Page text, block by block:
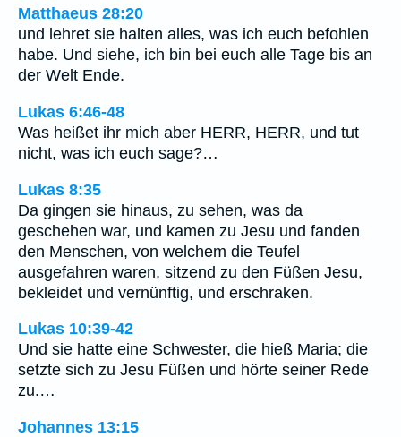
Matthaeus 28:20
und lehret sie halten alles, was ich euch befohlen
habe. Und siehe, ich bin bei euch alle Tage bis an
der Welt Ende.
Lukas 6:46-48
Was heißet ihr mich aber HERR, HERR, und tut
nicht, was ich euch sage?…
Lukas 8:35
Da gingen sie hinaus, zu sehen, was da
geschehen war, und kamen zu Jesu und fanden
den Menschen, von welchem die Teufel
ausgefahren waren, sitzend zu den Füßen Jesu,
bekleidet und vernünftig, und erschraken.
Lukas 10:39-42
Und sie hatte eine Schwester, die hieß Maria; die
setzte sich zu Jesu Füßen und hörte seiner Rede
zu.…
Johannes 13:15